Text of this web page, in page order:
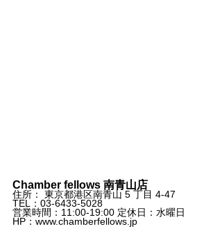
Chamber fellows 南青山店
住所： 東京都港区南青山 5 丁目 4-47
TEL：03-6433-5028
営業時間：11:00-19:00 定休日：水曜日
HP：www.chamberfellows.jp